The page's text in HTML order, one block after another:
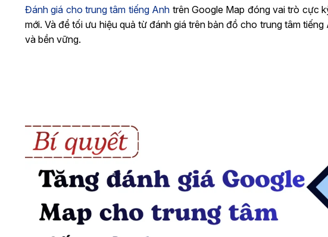
Đánh giá cho trung tâm tiếng Anh trên Google Map đóng vai trò cực
mới. Và để tối ưu hiệu quả từ đánh giá trên bản đồ cho trung tâm
và bền vững.